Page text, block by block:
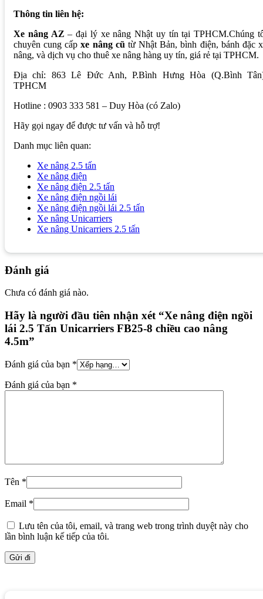
Thông tin liên hệ:
Xe nâng AZ – đại lý xe nâng Nhật uy tín tại TPHCM.Chúng
chuyên cung cấpxe nâng cũ từ Nhật Bản, bình điện, bánh đặc
nâng, và dịch vụ cho thuê xe nâng hàng uy tín, giá rẻ tại TPHCM.
Địa chỉ: 863 Lê Đức Anh, P.Bình Hưng Hòa (Q.Bình
TPHCM
Hotline : 0903 333 581 – Duy Hòa (có Zalo)
Hãy gọi ngay để được tư vấn và hỗ trợ!
Danh mục liên quan:
Xe nâng 2.5 tấn
Xe nâng điện
Xe nâng điện 2.5 tấn
Xe nâng điện ngồi lái
Xe nâng điện ngồi lái 2.5 tấn
Xe nâng Unicarriers
Xe nâng Unicarriers 2.5 tấn
Đánh giá
Chưa có đánh giá nào.
Hãy là người đầu tiên nhận xét “Xe nâng điện ngồi
lái 2.5 Tấn Unicarriers FB25-8 chiều cao nâng
4.5m”
Đánh giá của bạn *
Đánh giá của bạn *
Tên *
Email *
Lưu tên của tôi, email, và trang web trong trình duyệt này cho
lần bình luận kế tiếp của tôi.